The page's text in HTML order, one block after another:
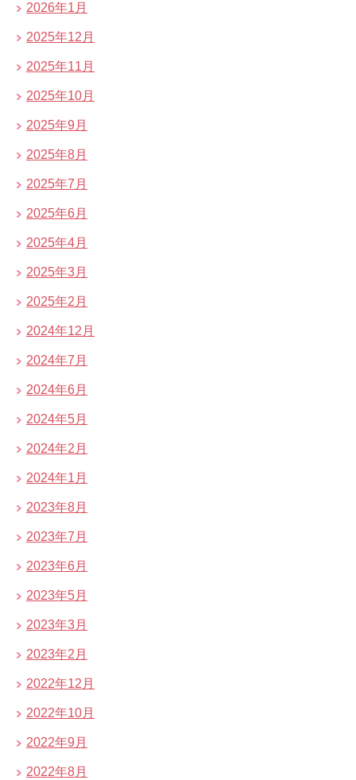
2026年1月
2025年12月
2025年11月
2025年10月
2025年9月
2025年8月
2025年7月
2025年6月
2025年4月
2025年3月
2025年2月
2024年12月
2024年7月
2024年6月
2024年5月
2024年2月
2024年1月
2023年8月
2023年7月
2023年6月
2023年5月
2023年3月
2023年2月
2022年12月
2022年10月
2022年9月
2022年8月